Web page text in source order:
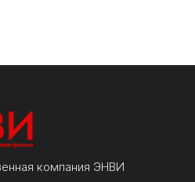
компания ЭНВИ